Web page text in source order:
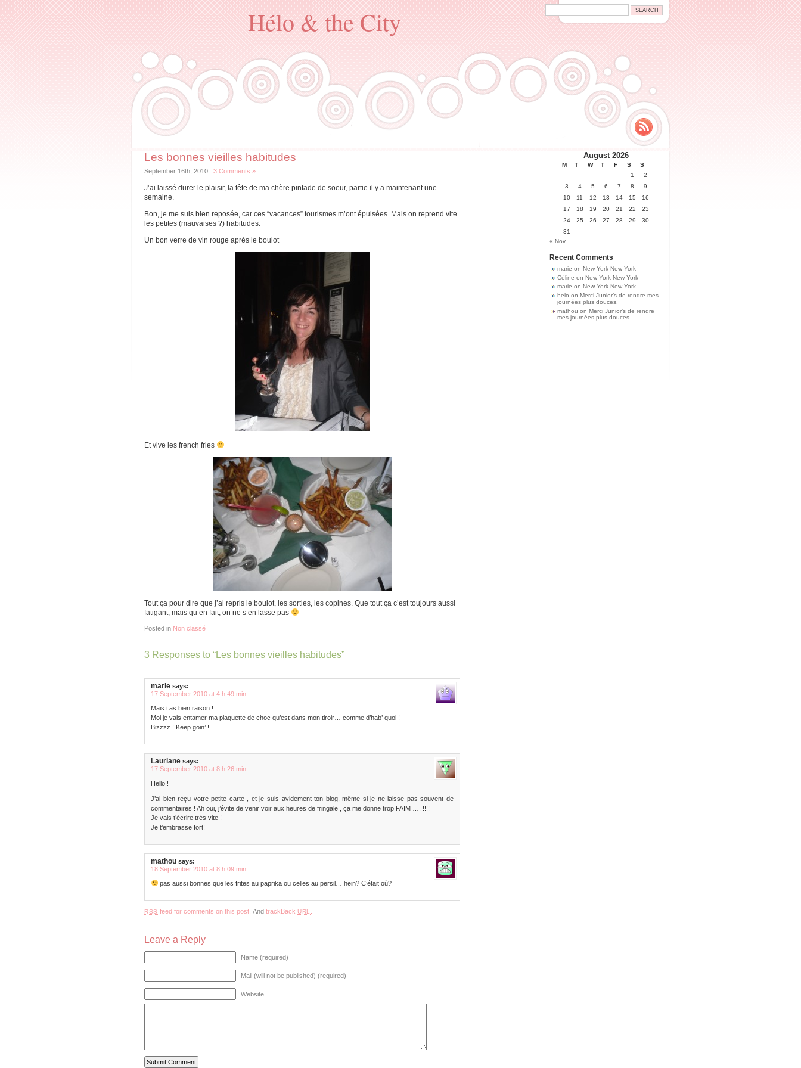
Hélo & the City
Les bonnes vieilles habitudes
September 16th, 2010 3 Comments »
J’ai laissé durer le plaisir, la tête de ma chère pintade de soeur, partie il y a maintenant une
semaine.
Bon, je me suis bien reposée, car ces “vacances” tourismes m’ont épuisées. Mais on reprend vite
les petites (mauvaises ?) habitudes.
Un bon verre de vin rouge après le boulot
Et vive les french fries
Tout ça pour dire que j’ai repris le boulot, les sorties, les copines. Que tout ça c’est toujours aussi
fatigant, mais qu’en fait, on ne s’en lasse pas
Posted in Non classé
3 Responses to “Les bonnes vieilles habitudes”
marie says:
17 September 2010 at 4 h 49 min
Mais t’as bien raison !
Moi je vais entamer ma plaquette de choc qu’est dans mon tiroir… comme d’hab’ quoi !
Bizzzz ! Keep goin’ !
Lauriane says:
17 September 2010 at 8 h 26 min
Hello !
J’ai bien reçu votre petite carte , et je suis avidement ton blog, même si je ne laisse pas souvent de
commentaires ! Ah oui, j’évite de venir voir aux heures de fringale , ça me donne trop FAIM …. !!!!
Je vais t’écrire très vite !
Je t’embrasse fort!
mathou says:
18 September 2010 at 8 h 09 min
pas aussi bonnes que les frites au paprika ou celles au persil… hein? C’était où?
RSS feed for comments on this post. AndtrackBackURL
Leave a Reply
Name (required)
Mail (will not be published) (required)
Website
August 2026
M T W T F S
S
1
2
3
4 5 6 7 8
9
10
11 12 13 14 15
16
17
18 19 20 21 22
23
24
25 26 27 28 29
30
31
« Nov
Recent Comments
marie on New-York New-York
Céline on New-York New-York
marie on New-York New-York
helo on Merci Junior’s de rendre mes
journées plus douces.
mathou on Merci Junior’s de rendre
mes journées plus douces.